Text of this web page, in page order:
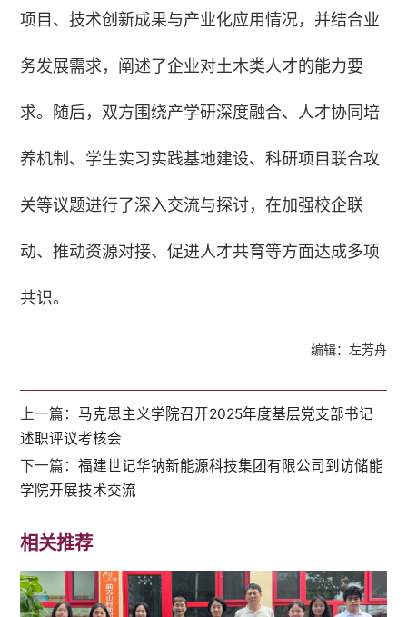
项目、技术创新成果与产业化应用情况，并结合业
务发展需求，阐述了企业对土木类人才的能力要
求。随后，双方围绕产学研深度融合、人才协同培
养机制、学生实习实践基地建设、科研项目联合攻
关等议题进行了深入交流与探讨，在加强校企联
动、推动资源对接、促进人才共育等方面达成多项
共识。
编辑：左芳舟
上一篇：马克思主义学院召开2025年度基层党支部书记
述职评议考核会
下一篇：福建世记华钠新能源科技集团有限公司到访储能
学院开展技术交流
相关推荐